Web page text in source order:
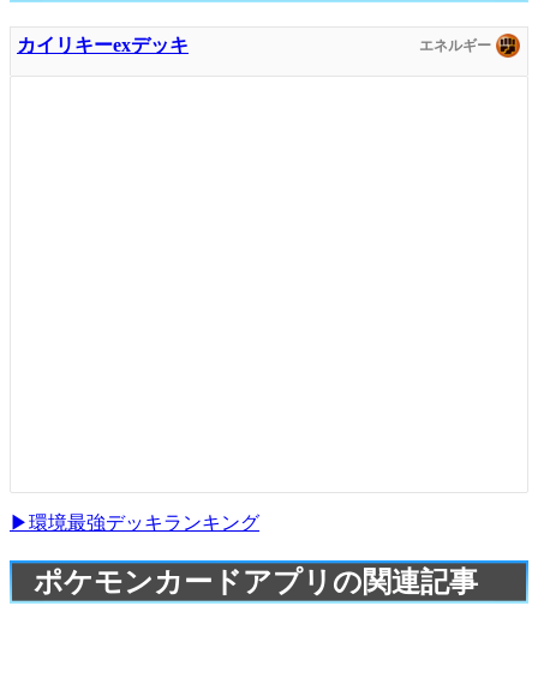
カイリキーexデッキ
▶環境最強デッキランキング
ポケモンカードアプリの関連記事